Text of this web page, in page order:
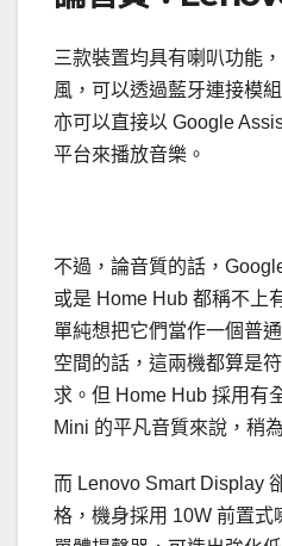
三款裝置均具有喇叭功能
風，可以透過藍牙連接模
亦可以直接以 Google
平台來播放音樂。
不過，論音質的話，
或是 Home Hub 都稱不上
單純想把它們當作一個普
空間的話，這兩機都算是
求。但 Home Hub 採用有
Mini 的平凡音質來說，稍
而 Lenovo Smart Display
格，機身採用 10W 前置式